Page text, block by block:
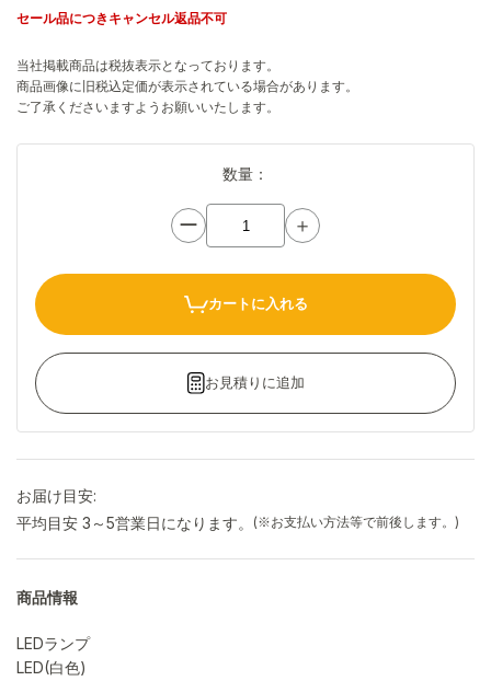
セール品につきキャンセル返品不可
当社掲載商品は税抜表示となっております。
商品画像に旧税込定価が表示されている場合があります。
ご了承くださいますようお願いいたします。
数量：
ー ＋
カートに入れる
お見積りに追加
お届け目安:
平均目安 3～5営業日になります。
(※お支払い方法等で前後します。)
商品情報
LEDランプ
LED(白色)